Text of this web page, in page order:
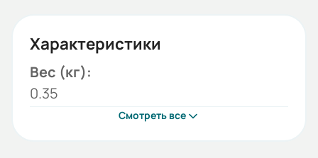
Характеристики
Вес (кг):
0.35
Смотреть все